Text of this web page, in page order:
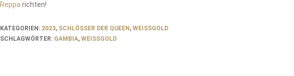
Reppa richten!
KATEGORIEN: 2023, SCHLÖSSER DER QUEEN , WEISSGOLD
SCHLAGWÖRTER: GAMBIA, WEISSGOLD